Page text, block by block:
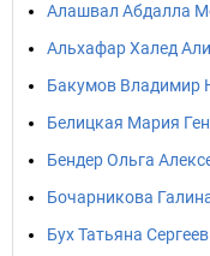
Алашвал Абдалла
Альхафар Халед
Бакумов Владимир
Белицкая Мария
Бендер Ольга
Бочарникова
Бух Татьяна